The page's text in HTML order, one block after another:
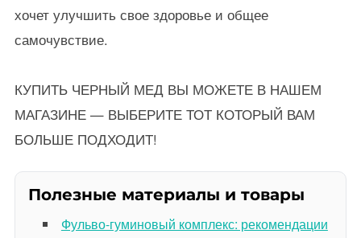
хочет улучшить свое здоровье и общее
самочувствие.
КУПИТЬ ЧЕРНЫЙ МЕД ВЫ МОЖЕТЕ В НАШЕМ
МАГАЗИНЕ — ВЫБЕРИТЕ ТОТ КОТОРЫЙ ВАМ
БОЛЬШЕ ПОДХОДИТ!
Полезные материалы и товары
Фульво-гуминовый комплекс: рекомендации